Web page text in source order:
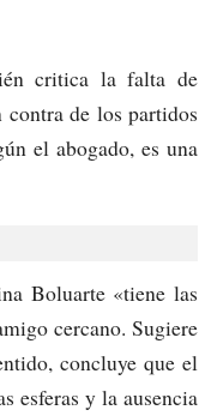
critica la falta de
de los partidos
el abogado, es una
Boluarte «tiene las
cercano. Sugiere
concluye que el
esferas y la ausencia